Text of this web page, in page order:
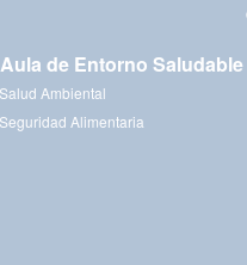
de Entorno Saludable
Salud Ambiental
Seguridad Alimentaria